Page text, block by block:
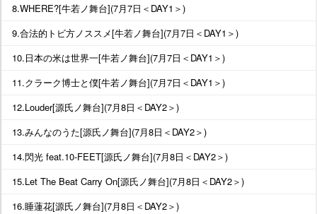
8.WHERE?[牛若ノ舞台](7月7日＜DAY1＞)
9.合法的トビ方ノススメ[牛若ノ舞台](7月7日＜DAY1＞)
10.日本の米は世界一[牛若ノ舞台](7月7日＜DAY1＞)
11.クラーク博士と僕[牛若ノ舞台](7月7日＜DAY1＞)
12.Louder[源氏ノ舞台](7月8日＜DAY2＞)
13.みんなのうた[源氏ノ舞台](7月8日＜DAY2＞)
14.閃光 feat.10-FEET[源氏ノ舞台](7月8日＜DAY2＞)
15.Let The Beat Carry On[源氏ノ舞台](7月8日＜DAY2＞)
16.睡蓮花[源氏ノ舞台](7月8日＜DAY2＞)